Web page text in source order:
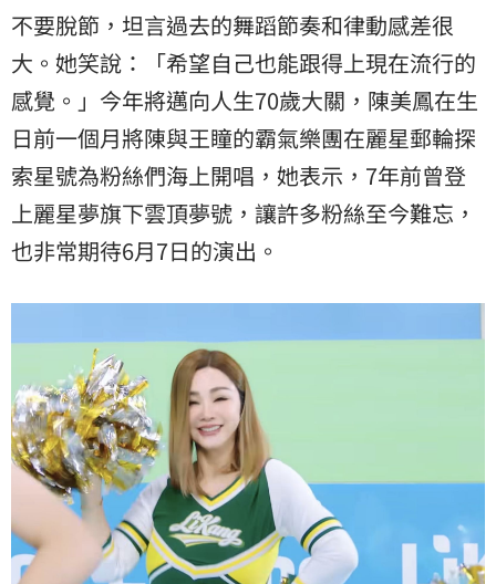
不要脫節，坦言過去的舞蹈節奏和律動感差很
大。她笑說：「希望自己也能跟得上現在流行的
感覺。」今年將邁向人生70歲大關，陳美鳳在生
日前一個月將陳與王瞳的霸氣樂團在麗星郵輪探
索星號為粉絲們海上開唱，她表示，7年前曾登
上麗星夢旗下雲頂夢號，讓許多粉絲至今難忘，
也非常期待6月7日的演出。